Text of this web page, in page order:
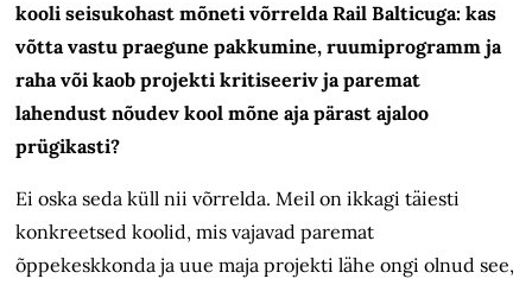
kooli seisukohast mõneti võrrelda Rail Balticuga: kas
võtta vastu praegune pakkumine, ruumiprogramm ja
raha või kaob projekti kritiseeriv ja paremat
lahendust nõudev kool mõne aja pärast ajaloo
prügikasti?
Ei oska seda küll nii võrrelda. Meil on ikkagi täiesti
konkreetsed koolid, mis vajavad paremat
õppekeskkonda ja uue maja projekti lähe ongi olnud see,